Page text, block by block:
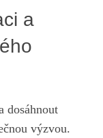
a
dosáhnout
výzvou.⁣